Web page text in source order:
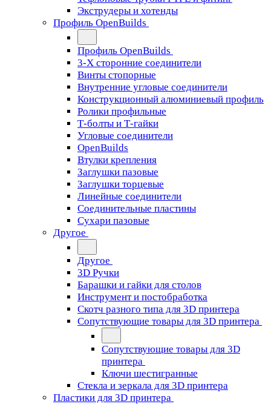
Экструдеры и хотенды
Профиль OpenBuilds
Профиль OpenBuilds
3-Х сторонние соединители
Винты стопорные
Внутренние угловые соединители
Конструкционный алюминиевый профиль
Ролики профильные
Т-болты и Т-гайки
Угловые соединители
OpenBuilds
Втулки крепления
Заглушки пазовые
Заглушки торцевые
Линейные соединители
Соединительные пластины
Сухари пазовые
Другое
Другое
3D Ручки
Барашки и гайки для столов
Инструмент и постобработка
Скотч разного типа для 3D принтера
Сопутствующие товары для 3D принтера
Сопутствующие товары для 3D
принтера
Ключи шестигранные
Стекла и зеркала для 3D принтера
Пластики для 3D принтера